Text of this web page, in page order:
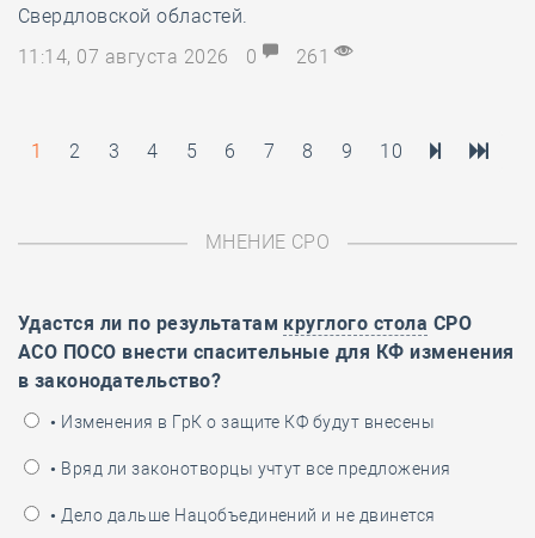
Свердловской областей.
11:14, 07 августа 2026
0 261
1 2 3 4 5 6 7 8 9 10
МНЕНИЕ СРО
Удастся ли по результатам круглого стола СРО
АСО ПОСО внести спасительные для КФ изменения
в законодательство?
• Изменения в ГрК о защите КФ будут внесены
• Вряд ли законотворцы учтут все предложения
• Дело дальше Нацобъединений и не двинется